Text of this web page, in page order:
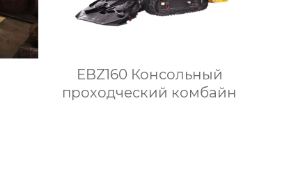
EBZ160 Консольный
проходческий комбайн